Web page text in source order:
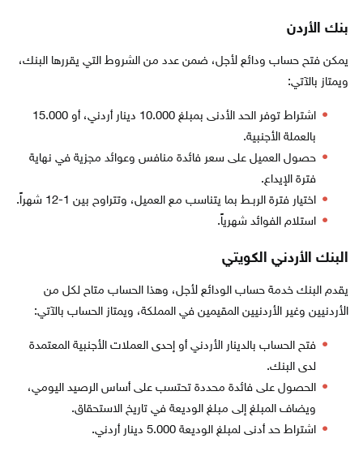
بنك الأردن
يمكن فتح حساب ودائع لأجل، ضمن عدد من الشروط التي يقررها البنك،
ويمتاز بالآتي:
اشتراط توفر الحد الأدنى بمبلغ 10.000 دينار أردني، أو 15.000
بالعملة الأجنبية.
حصول العميل على سعر فائدة منافس وعوائد مجزية في نهاية
فترة الإيداع.
اختيار فترة الربـط بما يتناسب مع العميل، وتتراوح بين 1-12 شهراً.
استلام الفوائد شهرياً.
البنك الأردني الكويتي
يقدم البنك خدمة حساب الودائع لأجل، وهذا الحساب متاح لكل من
الأردنيين وغير الأردنيين المقيمين في المملكة، ويمتاز الحساب بالآتي:
فتح الحساب بالدينار الأردني أو إحدى العملات الأجنبية المعتمدة
لدى البنك.
الحصول على فائدة محددة تحتسب على أساس الرصيد اليومي،
ويضاف المبلغ إلى مبلغ الوديعة في تاريخ الاستحقاق.
اشتراط حد أدنى لمبلغ الوديعة 5.000 دينار أردني.